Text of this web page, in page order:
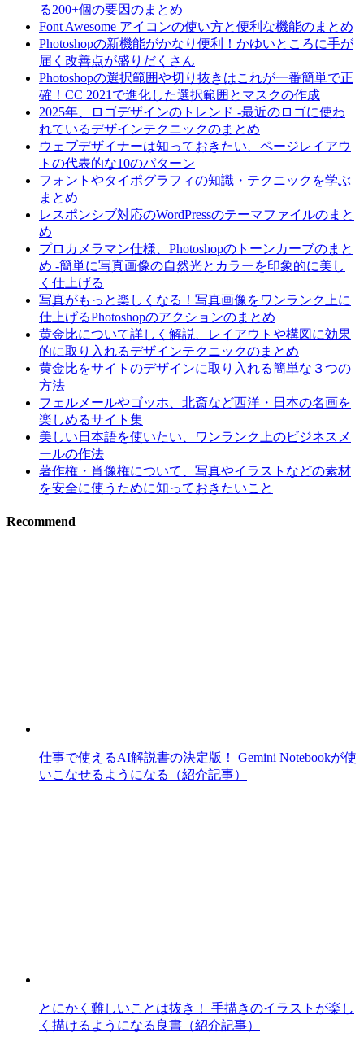
る200+個の要因のまとめ
Font Awesome アイコンの使い方と便利な機能のまとめ
Photoshopの新機能がかなり便利！かゆいところに手が
届く改善点が盛りだくさん
Photoshopの選択範囲や切り抜きはこれが一番簡単で正
確！CC 2021で進化した選択範囲とマスクの作成
2025年、ロゴデザインのトレンド -最近のロゴに使わ
れているデザインテクニックのまとめ
ウェブデザイナーは知っておきたい、ページレイアウ
トの代表的な10のパターン
フォントやタイポグラフィの知識・テクニックを学ぶ
まとめ
レスポンシブ対応のWordPressのテーマファイルのまと
め
プロカメラマン仕様、Photoshopのトーンカーブのまと
め -簡単に写真画像の自然光とカラーを印象的に美し
く仕上げる
写真がもっと楽しくなる！写真画像をワンランク上に
仕上げるPhotoshopのアクションのまとめ
黄金比について詳しく解説、レイアウトや構図に効果
的に取り入れるデザインテクニックのまとめ
黄金比をサイトのデザインに取り入れる簡単な３つの
方法
フェルメールやゴッホ、北斎など西洋・日本の名画を
楽しめるサイト集
美しい日本語を使いたい、ワンランク上のビジネスメ
ールの作法
著作権・肖像権について、写真やイラストなどの素材
を安全に使うために知っておきたいこと
Recommend
仕事で使えるAI解説書の決定版！ Gemini Notebookが使
いこなせるようになる（紹介記事）
とにかく難しいことは抜き！ 手描きのイラストが楽し
く描けるようになる良書（紹介記事）